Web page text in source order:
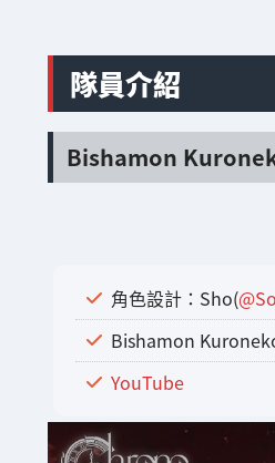
隊員介紹
Bishamon
角色設計：Sho(
Bishamon
YouTube